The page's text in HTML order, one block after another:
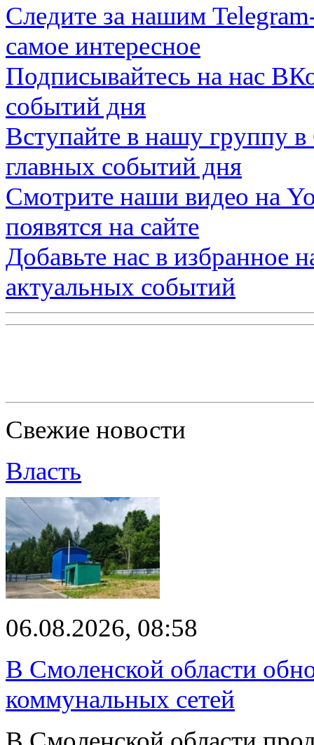
Следите за нашим
самое интересное
Подписывайтесь на нас
событий дня
Вступайте в нашу группу в
главных событий дня
Смотрите наши видео на
появятся на сайте
Добавьте нас в избранное
актуальных событий
Свежие новости
Власть
06.08.2026, 08:58
В Смоленской области
коммунальных сетей